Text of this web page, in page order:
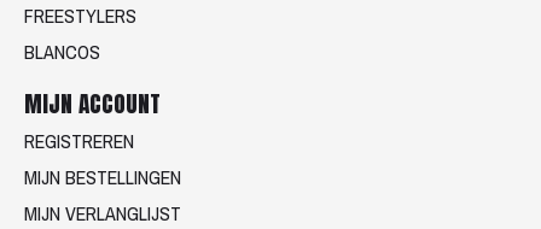
FREESTYLERS
BLANCOS
MIJN ACCOUNT
REGISTREREN
MIJN BESTELLINGEN
MIJN VERLANGLIJST